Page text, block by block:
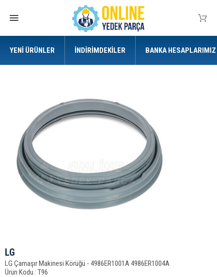
YENI ÜRÜNLER İNDIRIMDEKILER BANKA HESAPLARIMIZ
LG
LG Çamaşır Makinesi Körüğü - 4986ER1001A 4986ER1004A
Ürün Kodu : T96